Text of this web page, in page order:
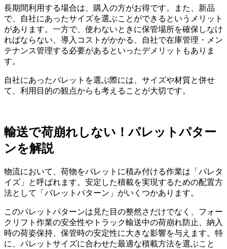
長期間利用する場合は、購入の方がお得です。また、新品
で、自社にあったサイズを選ぶことができるというメリット
があります。一方で、使わないときに保管場所を確保しなけ
ればならない、導入コストがかかる、自社で在庫管理・メン
テナンス管理する必要があるといったデメリットもありま
す。
自社にあったパレットを選ぶ際には、サイズや材質と併せ
て、利用目的の観点からも考えることが大切です。
輸送で荷崩れしない！パレットパター
ンを解説
物流において、荷物をパレットに積み付ける作業は「パレタ
イズ」と呼ばれます。安定した積載を実現するための配置方
法として「パレットパターン」がいくつかあります。
このパレットパターンは見た目の整然さだけでなく、フォー
クリフト作業の安全性やトラック輸送中の荷崩れ防止、納入
時の荷姿保持、保管時の安定性に大きな影響を与えます。特
に、パレットサイズに合わせた最適な積載方法を選ぶこと